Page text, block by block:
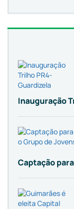
Inauguração
Captação